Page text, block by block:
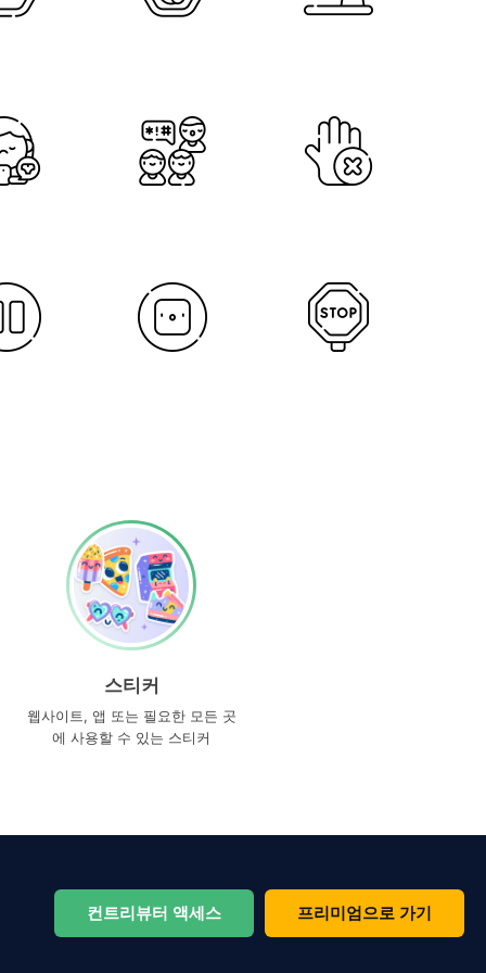
스티커
웹사이트, 앱 또는 필요한 모든 곳
에 사용할 수 있는 스티커
컨트리뷰터 액세스 프리미엄으로 가기